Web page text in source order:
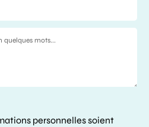
personnelles soient